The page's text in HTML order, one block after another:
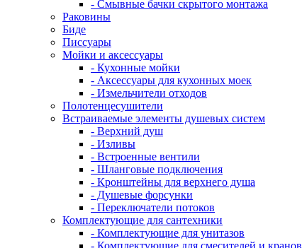
- Смывные бачки скрытого монтажа
Раковины
Биде
Писсуары
Мойки и аксессуары
- Кухонные мойки
- Аксессуары для кухонных моек
- Измельчители отходов
Полотенцесушители
Встраиваемые элементы душевых систем
- Верхний душ
- Изливы
- Встроенные вентили
- Шланговые подключения
- Кронштейны для верхнего душа
- Душевые форсунки
- Переключатели потоков
Комплектующие для сантехники
- Комплектующие для унитазов
- Комплектующие для смесителей и кранов